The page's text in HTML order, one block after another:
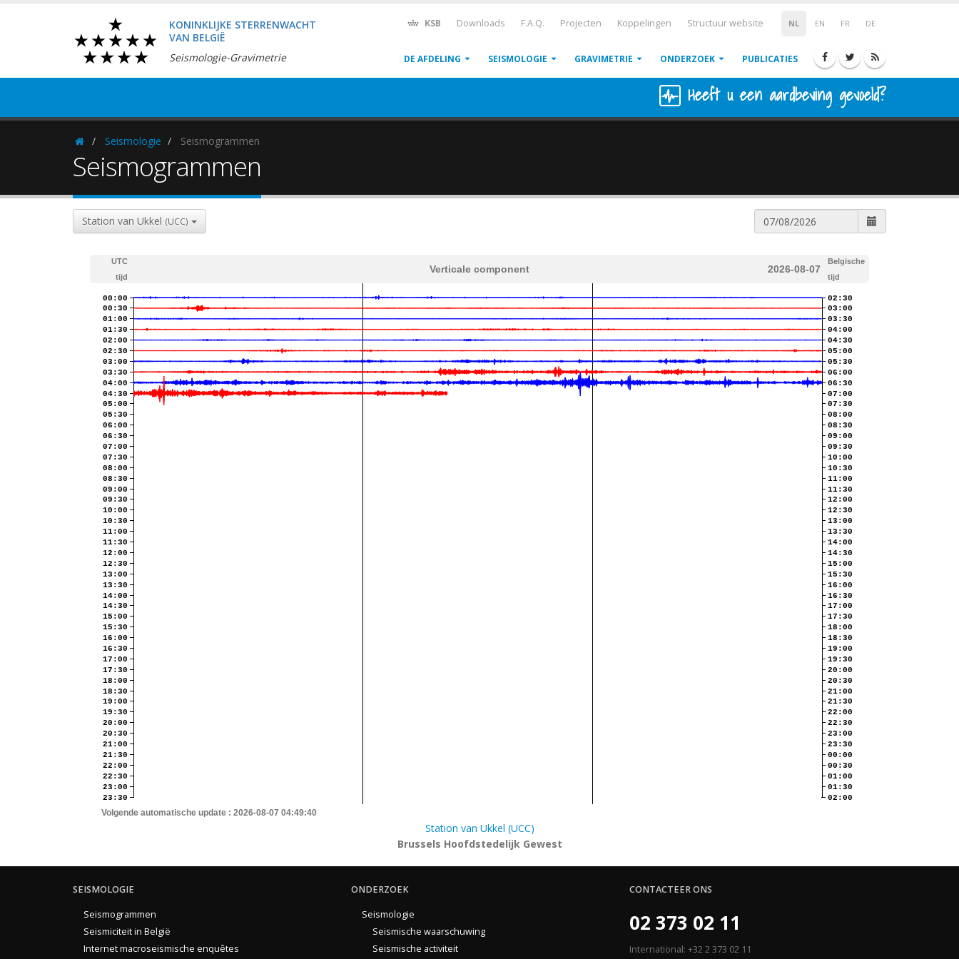
KONINKLIJKE STERRENWACHT
VAN BELGIË
Seismologie-Gravimetrie
NL EN FR DE
KSB Downloads F.A.Q. Projecten Koppelingen Structuur website
DE AFDELING SEISMOLOGIE GRAVIMETRIE ONDERZOEK PUBLICATIES
Heeft u een aardbeving gevoeld?
HomepageSeismologie Seismogrammen
Seismogrammen
Station van Ukkel (UCC)
UTC
tijd
Verticale component 2026-08-07
Belgische
tijd
00:00
00:30
01:00
01:30
02:00
02:30
03:00
03:30
04:00
04:30
05:00
05:30
06:00
06:30
07:00
07:30
08:00
08:30
09:00
09:30
10:00
10:30
11:00
11:30
12:00
12:30
13:00
13:30
14:00
14:30
15:00
15:30
16:00
16:30
17:00
17:30
18:00
18:30
19:00
19:30
20:00
20:30
21:00
21:30
22:00
22:30
23:00
23:30
02:30
03:00
03:30
04:00
04:30
05:00
05:30
06:00
06:30
07:00
07:30
08:00
08:30
09:00
09:30
10:00
10:30
11:00
11:30
12:00
12:30
13:00
13:30
14:00
14:30
15:00
15:30
16:00
16:30
17:00
17:30
18:00
18:30
19:00
19:30
20:00
20:30
21:00
21:30
22:00
22:30
23:00
23:30
00:00
00:30
01:00
01:30
02:00
Volgende automatische update : 2026-08-07 04:49:40
Station van Ukkel (UCC)
Brussels Hoofdstedelijk Gewest
SEISMOLOGIE
Seismogrammen
Seismiciteit in België
Internet macroseismische enquêtes
ONDERZOEK
Seismologie
Seismische waarschuwing
Seismische activiteit
CONTACTEER ONS
02 373 02 11
International: +32 2 373 02 11